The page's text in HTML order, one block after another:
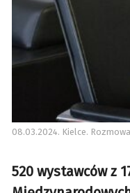
08.03.2024. Kielce.
520 wystawców z